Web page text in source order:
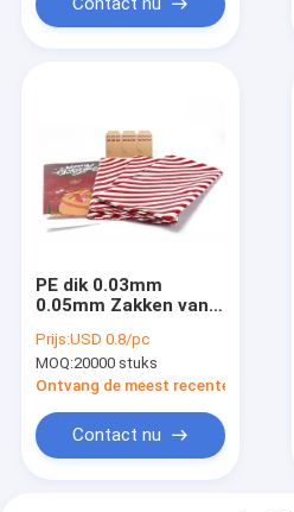
PE dik 0.03mm
0.05mm Zakken van
Gift voor Santa
Present
Prijs:USD 0.8/pc
MOQ:20000 stuks
Ontvang de meest recente Prijs
Contact nu